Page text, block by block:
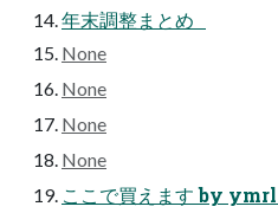
年末調整まとめ
None
None
None
None
ここで買えます by ymrl